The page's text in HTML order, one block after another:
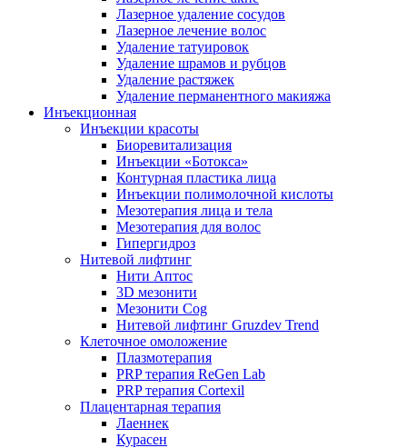
Лазерное удаление сосудов
Лазерное лечение волос
Удаление татуировок
Удаление шрамов и рубцов
Удаление растяжек
Удаление перманентного макияжа
Инъекционная
Инъекции красоты
Биоревитализация
Инъекции «Ботокса»
Контурная пластика лица
Инъекции полимолочной кислоты
Мезотерапия лица и тела
Мезотерапия для волос
Гипергидроз
Нитевой лифтинг
Нити Аптос
3D мезонити
Мезонити Cog
Нитевой лифтинг Gruzdev Trend
Клеточное омоложение
Плазмотерапия
PRP терапия ReGen Lab
PRP терапия Cortexil
Плацентарная терапия
Лаеннек
Курасен